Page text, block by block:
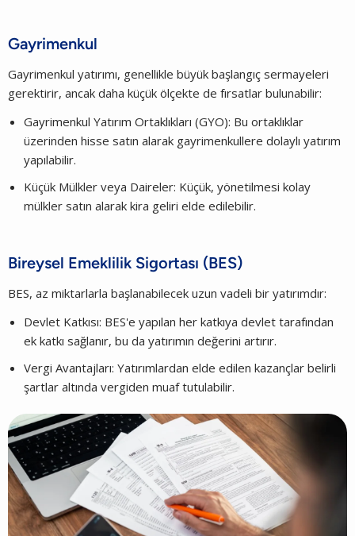
Gayrimenkul
Gayrimenkul yatırımı, genellikle büyük başlangıç sermayeleri
gerektirir, ancak daha küçük ölçekte de fırsatlar bulunabilir:
Gayrimenkul Yatırım Ortaklıkları (GYO): Bu ortaklıklar
üzerinden hisse satın alarak gayrimenkullere dolaylı yatırım
yapılabilir.
Küçük Mülkler veya Daireler: Küçük, yönetilmesi kolay
mülkler satın alarak kira geliri elde edilebilir.
Bireysel Emeklilik Sigortası (BES)
BES, az miktarlarla başlanabilecek uzun vadeli bir yatırımdır:
Devlet Katkısı: BES'e yapılan her katkıya devlet tarafından
ek katkı sağlanır, bu da yatırımın değerini artırır.
Vergi Avantajları: Yatırımlardan elde edilen kazançlar belirli
şartlar altında vergiden muaf tutulabilir.